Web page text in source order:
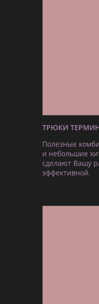
ТРЮКИ
Полезные
и небольшие
сделают Вашу
эффективной.